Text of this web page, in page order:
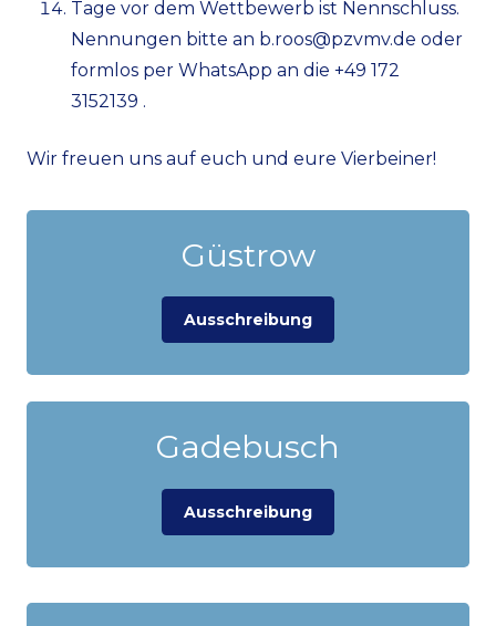
Tage vor dem Wettbewerb ist Nennschluss.
Nennungen bitte an b.roos@pzvmv.de oder
formlos per WhatsApp an die +49 172
3152139 .
Wir freuen uns auf euch und eure Vierbeiner!
Güstrow
Ausschreibung
Gadebusch
Ausschreibung